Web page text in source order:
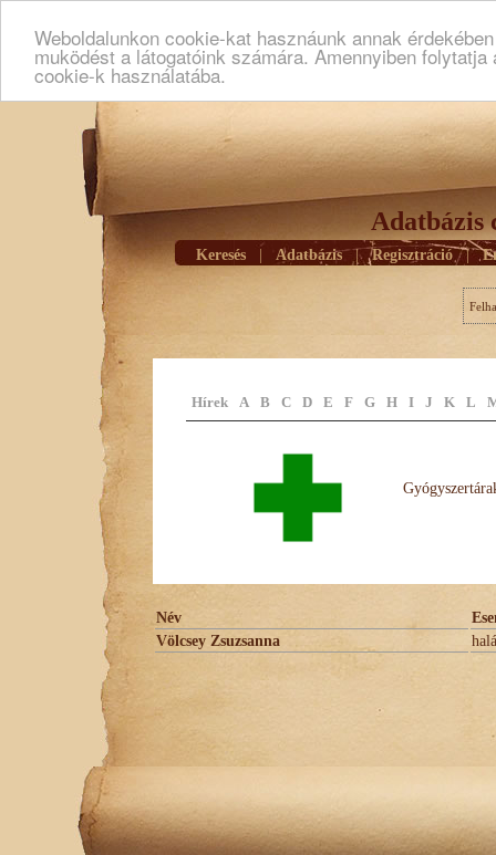
Weboldalunkon cookie-kat hasznáunk annak
muködést a látogatóink számára. Amennyiben
cookie-k használatába.
Adatbázis
Keresés Adatbázis | Regisztráció |
Hírek A B C D E F G H I J K L
Név
Völcsey Zsuzsanna